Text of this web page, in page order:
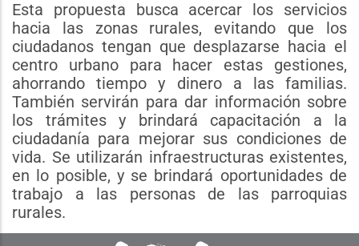
Esta propuesta busca acercar los servicios
hacia las zonas rurales, evitando que los
ciudadanos tengan que desplazarse hacia el
centro urbano para hacer estas gestiones,
ahorrando tiempo y dinero a las familias.
También servirán para dar información sobre
los trámites y brindará capacitación a la
ciudadanía para mejorar sus condiciones de
vida. Se utilizarán infraestructuras existentes,
en lo posible, y se brindará oportunidades de
trabajo a las personas de las parroquias
rurales.